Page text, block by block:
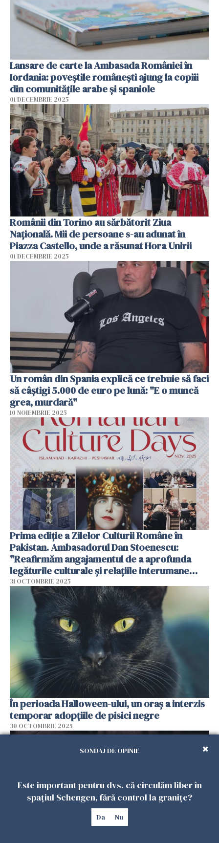
Lansare de carte la Ambasada României în
Iordania: poveștile românești ajung la copiii
din comunitățile arabe și spaniole
01 DECEMBRIE 2025
Românii din Torino au sărbătorit Ziua
Națională. Mii de persoane s-au adunat în
Piazza Castello, unde a răsunat Hora Unirii
01 DECEMBRIE 2025
Un român din Spania explică ce trebuie să faci
să câștigi 5.000 de euro pe lună: "E o muncă
grea, murdară"
10 NOIEMBRIE 2025
Prima ediție a Zilelor Culturii Române în
Pakistan. Ambasadorul Dan Stoenescu:
"Reafirmăm angajamentul de a aprofunda
legăturile culturale și relațiile interumane
dintre România și Pakistan"
31 OCTOMBRIE 2025
În perioada Halloween-ului, un oraș a interzis
temporar adopțiile de pisici negre
30 OCTOMBRIE 2025
SONDAJ DE OPINIE
Este important pentru dvs. că circulăm liber în
spațiul Schengen, fără control la granițe?
Da Nu